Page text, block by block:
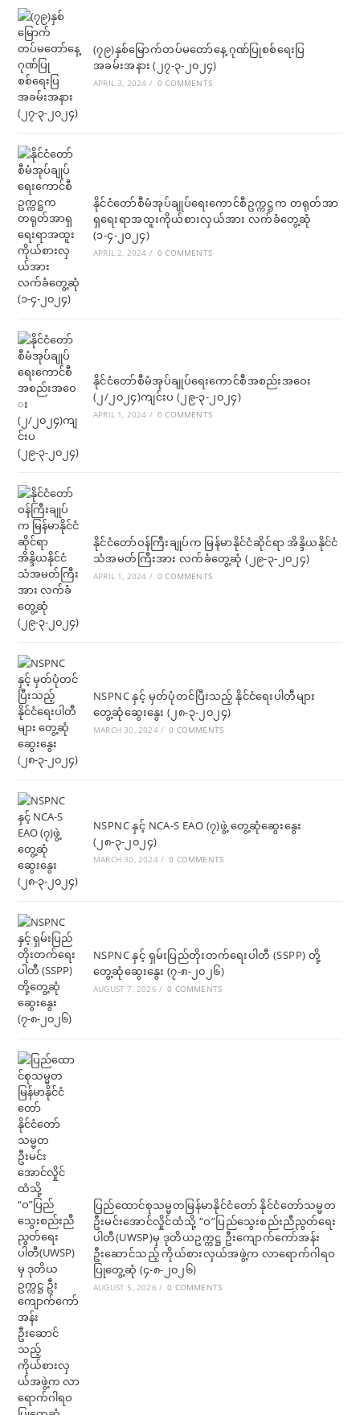
new
tab
(၇၉)နှစ်မြောက်တပ်မတော်နေ့ ဂုဏ်ပြုစစ်ရေးပြ
အခမ်းအနား (၂၇-၃-၂၀၂၄)
APRIL 3, 2024 / 0 COMMENTS
နိုင်ငံတော်စီမံအုပ်ချုပ်ရေးကောင်စီဥက္ကဋ္ဌက တရုတ်အာ
ရှရေးရာအထူးကိုယ်စားလှယ်အား လက်ခံတွေ့ဆုံ
(၁-၄-၂၀၂၄)
APRIL 2, 2024 / 0 COMMENTS
နိုင်ငံတော်စီမံအုပ်ချုပ်ရေးကောင်စီအစည်းအဝေး
(၂/၂၀၂၄)ကျင်းပ (၂၉-၃-၂၀၂၄)
APRIL 1, 2024 / 0 COMMENTS
နိုင်ငံတော်ဝန်ကြီးချုပ်က မြန်မာနိုင်ငံဆိုင်ရာ အိန္ဒိယနိုင်ငံ
သံအမတ်ကြီးအား လက်ခံတွေ့ဆုံ (၂၉-၃-၂၀၂၄)
APRIL 1, 2024 / 0 COMMENTS
NSPNC နှင့် မှတ်ပုံတင်ပြီးသည့် နိုင်ငံရေးပါတီများ
တွေ့ဆုံဆွေးနွေး (၂၈-၃-၂၀၂၄)
MARCH 30, 2024 / 0 COMMENTS
NSPNC နှင့် NCA-S EAO (၇)ဖွဲ့ တွေ့ဆုံဆွေးနွေး
(၂၈-၃-၂၀၂၄)
MARCH 30, 2024 / 0 COMMENTS
NSPNC နှင့် ရှမ်းပြည်တိုးတက်ရေးပါတီ (SSPP) တို့
တွေ့ဆုံဆွေးနွေး (၇-၈-၂၀၂၆)
AUGUST 7, 2026 / 0 COMMENTS
ပြည်ထောင်စုသမ္မတမြန်မာနိုင်ငံတော် နိုင်ငံတော်သမ္မတ
ဦးမင်းအောင်လှိုင်ထံသို့ “ဝ”ပြည်သွေးစည်းညီညွတ်ရေး
ပါတီ(UWSP)မှ ဒုတိယဥက္ကဋ္ဌ ဦးကျောက်ကော်အန်း
ဦးဆောင်သည့် ကိုယ်စားလှယ်အဖွဲ့က လာရောက်ဂါရဝ
ပြုတွေ့ဆုံ (၄-၈-၂၀၂၆)
AUGUST 5, 2026 / 0 COMMENTS